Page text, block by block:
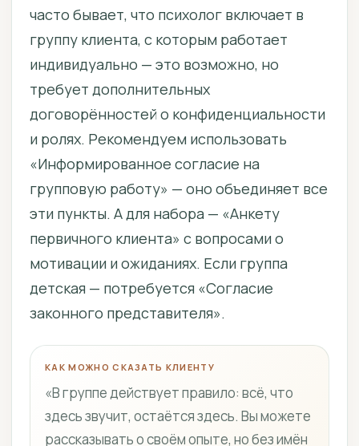
часто бывает, что психолог включает в
группу клиента, с которым работает
индивидуально — это возможно, но
требует дополнительных
договорённостей о конфиденциальности
и ролях. Рекомендуем использовать
«Информированное согласие на
групповую работу» — оно объединяет все
эти пункты. А для набора — «Анкету
первичного клиента» с вопросами о
мотивации и ожиданиях. Если группа
детская — потребуется «Согласие
законного представителя».
КАК МОЖНО СКАЗАТЬ КЛИЕНТУ
«В группе действует правило: всё, что
здесь звучит, остаётся здесь. Вы можете
рассказывать о своём опыте, но без имён